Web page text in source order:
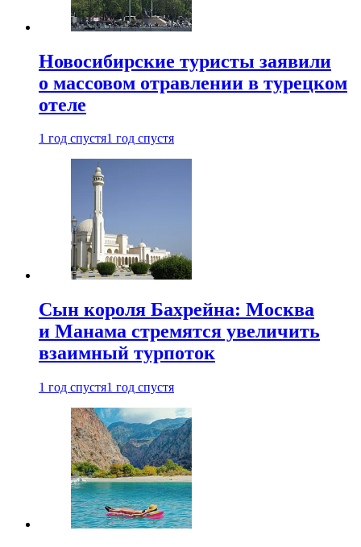
Новосибирские туристы заявили
о массовом отравлении в турецком
отеле
1 год спустя1 год спустя
Сын короля Бахрейна: Москва
и Манама стремятся увеличить
взаимный турпоток
1 год спустя1 год спустя